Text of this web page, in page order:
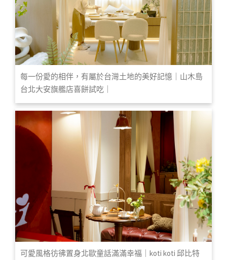
每一份愛的相伴，有屬於台灣土地的美好記憶｜山木島
台北大安旗艦店喜餅試吃｜
可愛風格彷彿置身北歐童話滿滿幸福｜koti koti 邱比特